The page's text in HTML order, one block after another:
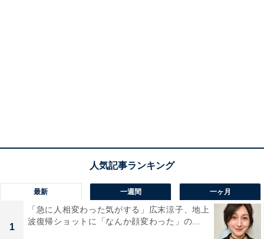
最新 一週間 一ヶ月
1
「急に人相変わった気がする」広末涼子、地上
波復帰ショットに「なんか顔変わった」の...